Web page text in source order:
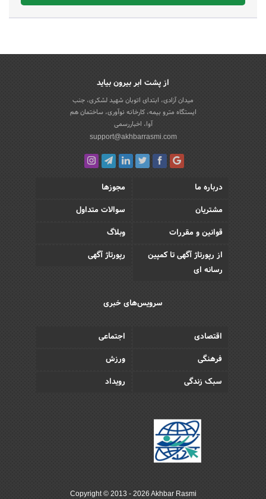
از پشت ابر بیرون بیاید
میدان آزادی، ابتدای اتوبان شهید لشکری، جنب
ایستگاه مترو بیمه، کارخانه نوآوری، ساختمان هم
آوا، اخباررسمی
support@akhbarrasmi.com
درباره ما
مجوزها
مشتریان
سوالات متداول
قوانین و مقررات
وبلاگ
از رپورتاژ آگهی تا کمپین
رسانه ای
رپورتاژ آگهی
سرویس‌های خبری
اقتصادی
اجتماعی
فرهنگی
ورزش
سبک زندگی
رویداد
Copyright © 2013 - 2026 Akhbar Rasmi